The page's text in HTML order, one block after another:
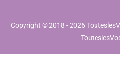
Copyright © 2018 - 2026